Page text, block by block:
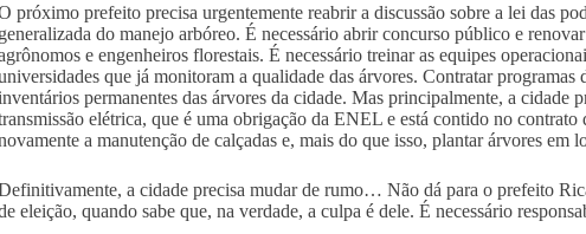
próximo prefeito precisa urgentemente reabrir a discussão sobre a lei das
generalizada do manejo arbóreo. É necessário abrir concurso público e
e engenheiros florestais. É necessário treinar as equipes
que já monitoram a qualidade das árvores. Contratar
permanentes das árvores da cidade. Mas principalmente, a cidade
elétrica, que é uma obrigação da ENEL e está contido no contrato
a manutenção de calçadas e, mais do que isso, plantar árvores em
a cidade precisa mudar de rumo… Não dá para o prefeito
eleição, quando sabe que, na verdade, a culpa é dele. É necessário